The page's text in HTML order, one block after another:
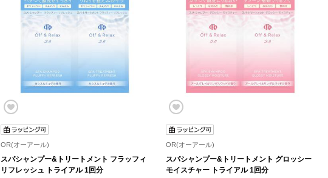
OR(オーアール)
スパシャンプー&トリートメント フラッフィ
リフレッシュ トライアル 1回分
OR(オーアール)
スパシャンプー&トリートメント グロッシー
モイスチャー トライアル 1回分